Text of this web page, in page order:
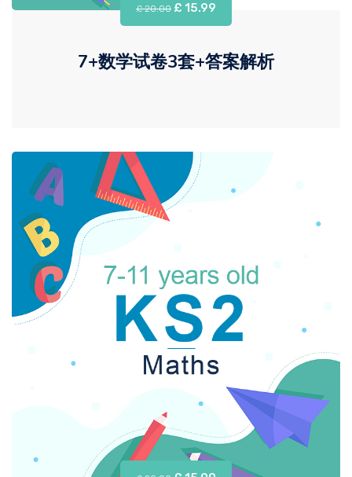
£ 20.00 £ 15.99
7+数学试卷3套+答案解析